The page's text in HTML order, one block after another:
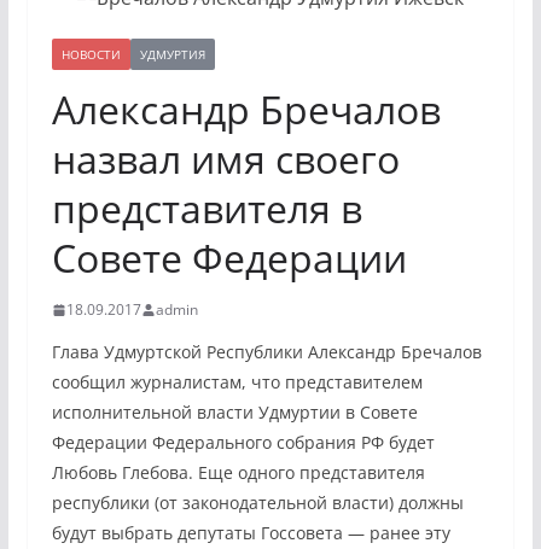
НОВОСТИ УДМУРТИЯ
Александр Бречалов
назвал имя своего
представителя в
Совете Федерации
18.09.2017 admin
Глава Удмуртской Республики Александр Бречалов
сообщил журналистам, что представителем
исполнительной власти Удмуртии в Совете
Федерации Федерального собрания РФ будет
Любовь Глебова. Еще одного представителя
республики (от законодательной власти) должны
будут выбрать депутаты Госсовета — ранее эту